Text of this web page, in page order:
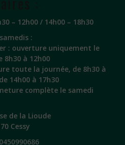
– 12h00 / 14h00 – 18h30
:
: ouverture uniquement le
8h30 à 12h00
toute la journée, de 8h30 à
14h00 à 17h30
complète le samedi
de la Lioude
Cessy
0450990686